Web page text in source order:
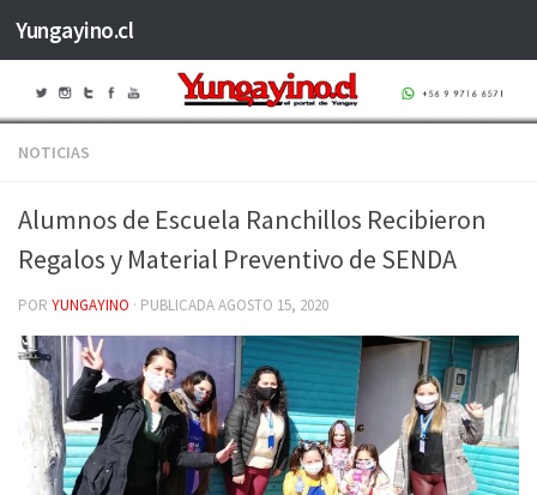
Saltar al contenido
Yungayino.cl
NOTICIAS
Alumnos de Escuela Ranchillos Recibieron
Regalos y Material Preventivo de SENDA
POR YUNGAYINO · PUBLICADAAGOSTO 15, 2020